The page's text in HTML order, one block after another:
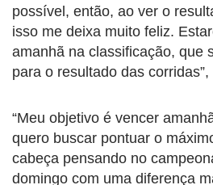
possível, então, ao ver o
isso me deixa muito feliz.
amanhã na classificação, que
para o resultado das
“Meu objetivo é vencer
quero buscar pontuar o
cabeça pensando no
domingo com uma diferença